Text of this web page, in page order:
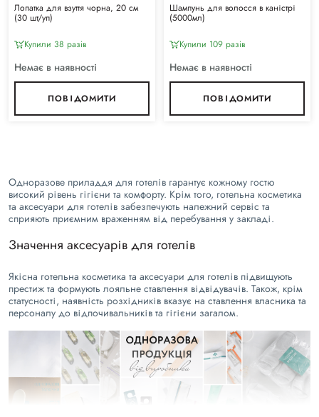
Лопатка для взуття чорна, 20 см
(30 шт/уп)
Купили 38 разiв
Немає в наявності
ПОВІДОМИТИ
Шампунь для волосся в каністрі
(5000мл)
Купили 109 разiв
Немає в наявності
ПОВІДОМИТИ
Одноразове приладдя для готелів гарантує кожному гостю
високий рівень гігієни та комфорту. Крім того, готельна косметика
та аксесуари для готелів забезпечують належний сервіс та
сприяють приємним враженням від перебування у закладі.
Значення аксесуарів для готелів
Якісна готельна косметика та аксесуари для готелів підвищують
престиж та формують лояльне ставлення відвідувачів. Також, крім
статусності, наявність розхідників вказує на ставлення власника та
персоналу до відпочивальників та гігієни загалом.